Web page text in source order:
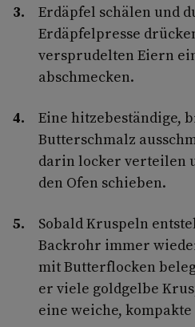
Erdäpfel schälen und
Erdäpfelpresse
versprudelten Eiern
abschmecken.
Eine hitzebeständige,
Butterschmalz
darin locker verteilen
den Ofen schieben.
Sobald Kruspeln
Backrohr immer
mit Butterflocken
er viele goldgelbe
eine weiche,